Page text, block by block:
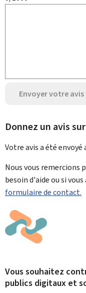
Envoyer votre avis
Donnez un avis
Votre avis a été envoyé
Nous vous remercions
besoin d'aide ou si
formulaire de contact.
Vous souhaitez
publics digitaux et